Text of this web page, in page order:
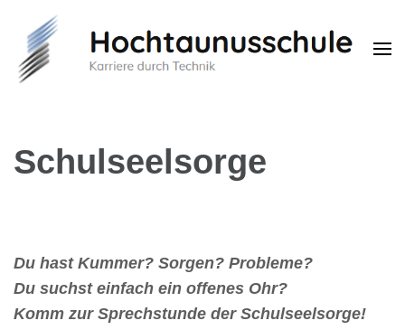
Schulseelsorge
Du hast Kummer? Sorgen? Probleme?
Du suchst einfach ein offenes Ohr?
Komm zur Sprechstunde der Schulseelsorge!